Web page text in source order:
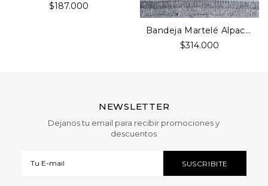
$187.000
Bandeja Martelé Alpaca 35cm Diámetro
$314.000
NEWSLETTER
Dejanos tu email para recibir promociones y
descuentos